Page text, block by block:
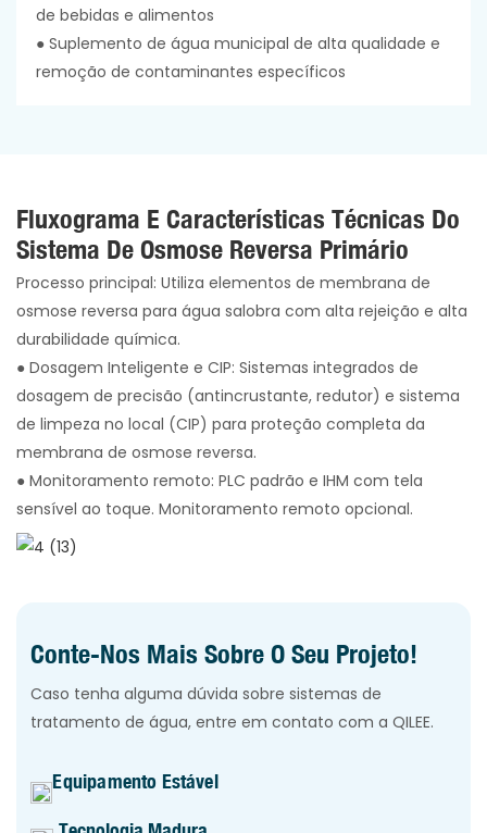
de bebidas e alimentos
● Suplemento de água municipal de alta qualidade e
remoção de contaminantes específicos
Fluxograma E Características Técnicas Do
Sistema De Osmose Reversa Primário
Processo principal: Utiliza elementos de membrana de
osmose reversa para água salobra com alta rejeição e alta
durabilidade química.
● Dosagem Inteligente e CIP: Sistemas integrados de
dosagem de precisão (antincrustante, redutor) e sistema
de limpeza no local (CIP) para proteção completa da
membrana de osmose reversa.
● Monitoramento remoto: PLC padrão e IHM com tela
sensível ao toque. Monitoramento remoto opcional.
Conte-Nos Mais Sobre O Seu Projeto!
Caso tenha alguma dúvida sobre sistemas de
tratamento de água, entre em contato com a QILEE.
Equipamento Estável